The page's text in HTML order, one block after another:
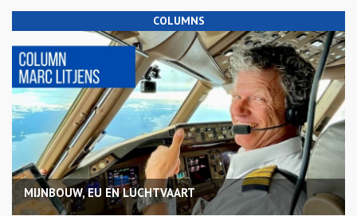
COLUMNS
MIJNBOUW, EU EN LUCHTVAART